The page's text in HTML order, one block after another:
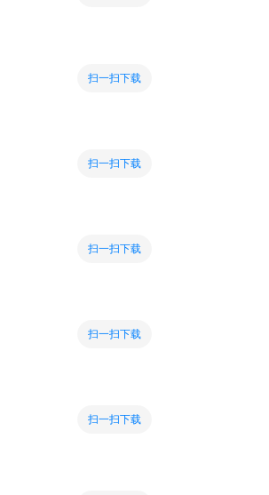
扫一扫下载
扫一扫下载
扫一扫下载
扫一扫下载
扫一扫下载